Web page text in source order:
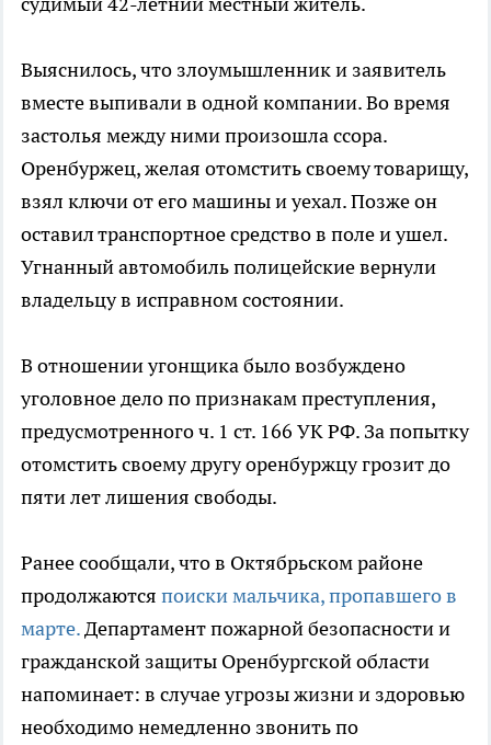
Выяснилось, что злоумышленник и заявитель
вместе выпивали в одной компании. Во время
застолья между ними произошла ссора.
Оренбуржец, желая отомстить своему товарищу,
взял ключи от его машины и уехал. Позже он
оставил транспортное средство в поле и ушел.
Угнанный автомобиль полицейские вернули
владельцу в исправном состоянии.
В отношении угонщика было возбуждено
уголовное дело по признакам преступления,
предусмотренного ч. 1 ст. 166 УК РФ. За попытку
отомстить своему другу оренбуржцу грозит до
пяти лет лишения свободы.
Ранее сообщали, что в Октябрьском районе
продолжаются поиски мальчика, пропавшего в
марте.Департамент пожарной безопасности и
гражданской защиты Оренбургской области
напоминает: в случае угрозы жизни и здоровью
необходимо немедленно звонить по